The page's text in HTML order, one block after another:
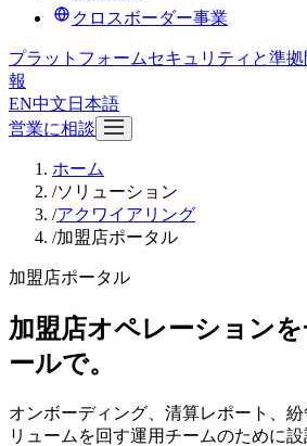
クロスボーダー事業
プラットフォームセキュリティと準拠
報
EN中文 日本語
営業に相談
ホーム
/ソリューション
/アクワイアリング
/加盟店ポータル
加盟店ポータル
加盟店オペレーション
ールで。
オンボーディング、清算レポート、
リュームを回す運用チームのために設